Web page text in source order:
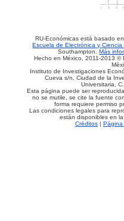
RU-Económicas está basado en
Escuela de Electrónica y
Southampton.Más
Hecho en México, 2011-2013 ©
Instituto de Investigaciones
Cueva s/n, Ciudad de la
Universitaria,
Esta página puede ser
no se mutile, se cite la fuente
forma requiere permiso
Las condiciones legales para
están disponibles en
Créditos| Página